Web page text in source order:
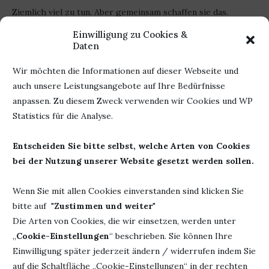
Einwilligung zu Cookies &
Daten
Wir möchten die Informationen auf dieser Webseite und
auch unsere Leistungsangebote auf Ihre Bedürfnisse
anpassen. Zu diesem Zweck verwenden wir Cookies und WP
Statistics für die Analyse.
Entscheiden Sie bitte selbst, welche Arten von Cookies
bei der Nutzung unserer Website gesetzt werden sollen.
Wenn Sie mit allen Cookies einverstanden sind klicken Sie
bitte auf "Zustimmen und weiter"
Die Arten von Cookies, die wir einsetzen, werden unter
„Cookie-Einstellungen“ beschrieben. Sie können Ihre
Einwilligung später jederzeit ändern / widerrufen indem Sie
auf die Schaltfläche „Cookie-Einstellungen“ in der rechten
Ziemlich viel zu tun. Aber gemeinsam schaffen sie das.
School of Talents ist der Auftakt zu einer neuen Reihe und
zum Einstieg ist der erste Teil bis Oktober für
taschengeldfreundliche 4,99 € zu bekommen. Also ab in die
Buchhandlungen. Teil 2 ist übrigens auch schon da. Wie
praktisch.
Werbung
Stunde: Tierisch laut!
Erschienen: 29. April 2021
Carlsen Verlag
ISBN: 978-
3551651464